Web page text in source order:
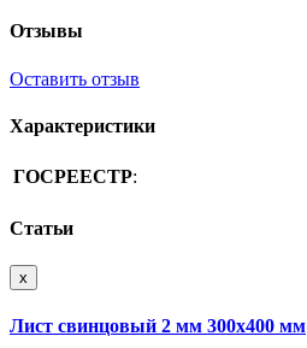
Отзывы
Оставить отзыв
Характеристики
ГОСРЕЕСТР:
Статьи
x
Лист свинцовый 2 мм 300х400 мм